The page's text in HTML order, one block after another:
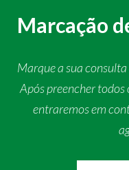
Marcação
Marque a sua
Após preencher todos
entraremos em